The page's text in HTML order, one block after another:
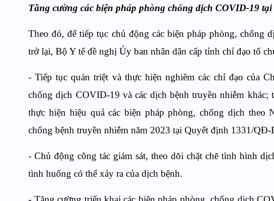
Tăng cường các biện pháp phòng chống dịch COVID-19 tại
Theo đó, để tiếp tục chủ động các biện pháp phòng, chống
trở lại, Bộ Y tế đề nghị Ủy ban nhân dân cấp tỉnh chỉ đạo tổ
- Tiếp tục quán triệt và thực hiện nghiêm các chỉ đạo của
chống dịch COVID-19 và các dịch bệnh truyền nhiễm
thực hiện hiệu quả các biện pháp phòng, chống dịch theo
chống bệnh truyền nhiễm năm 2023 tại Quyết định 1331/
- Chủ động công tác giám sát, theo dõi chặt chẽ tình hình
tình huống có thể xảy ra của dịch bệnh.